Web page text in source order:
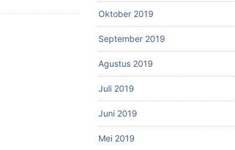
Oktober 2019
September 2019
Agustus 2019
Juli 2019
Juni 2019
Mei 2019